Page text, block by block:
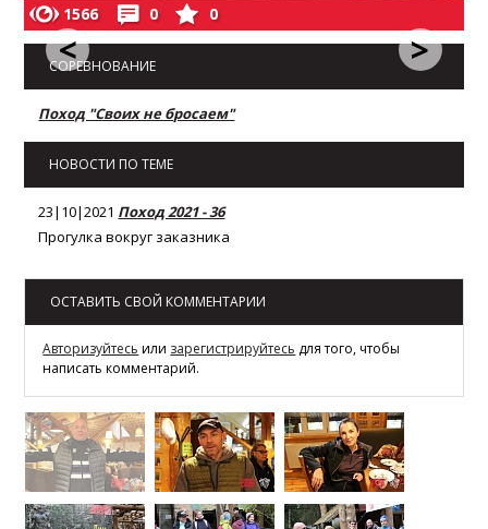
< >
1566 0 0
СОРЕВНОВАНИЕ
Поход "Своих не бросаем"
НОВОСТИ ПО ТЕМЕ
23|10|2021 Поход 2021 - 36
Прогулка вокруг заказника
ОСТАВИТЬ СВОЙ КОММЕНТАРИИ
Авторизуйтесь или зарегистрируйтесь для того, чтобы
написать комментарий.